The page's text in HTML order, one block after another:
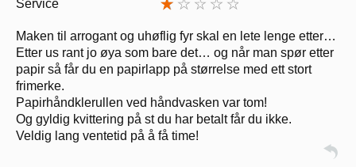
Service
Maken til arrogant og uhøflig fyr skal en lete lenge etter…
Etter us rant jo øya som bare det… og når man spør etter
papir så får du en papirlapp på størrelse med ett stort
frimerke.
Papirhåndklerullen ved håndvasken var tom!
Og gyldig kvittering på st du har betalt får du ikke.
Veldig lang ventetid på å få time!